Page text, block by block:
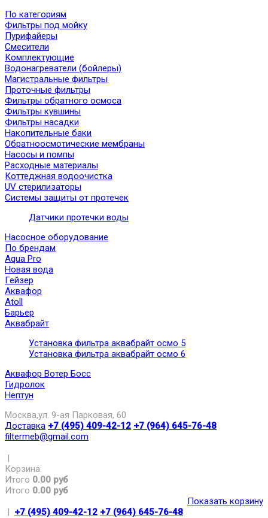
По категориям
Фильтры под мойку
Пурифайеры
Смесители
Комплектующие
Водонагреватели (бойлеры)
Магистральные фильтры
Проточные фильтры
Фильтры обратного осмоса
Фильтры кувшины
Фильтры насадки
Накопительные баки
Обратноосмотические мембраны
Насосы и помпы
Расходные материалы
Коттеджная водоочистка
UV стерилизаторы
Системы защиты от протечек
Датчики протечки воды
Насосное оборудование
По брендам
Aqua Pro
Новая вода
Гейзер
Аквафор
Atoll
Барьер
Аквабрайт
Установка фильтра аквабрайт осмо 5
Установка фильтра аквабрайт осмо 6
Аквафор Вотер Босс
Гидролок
Нептун
Москва,ул. 9-ая Парковая, 60
Доставка +7 (495) 409-42-12 +7 (964) 645-76-48
filtermeb@gmail.com
|
Корзина:
Итого 0.00 руб
Итого 0.00 руб
Показать корзину
| +7 (495) 409-42-12 +7 (964) 645-76-48